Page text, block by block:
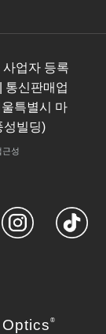
업자 등록
통신판매업
특별시 마
성빌딩)
근성
®